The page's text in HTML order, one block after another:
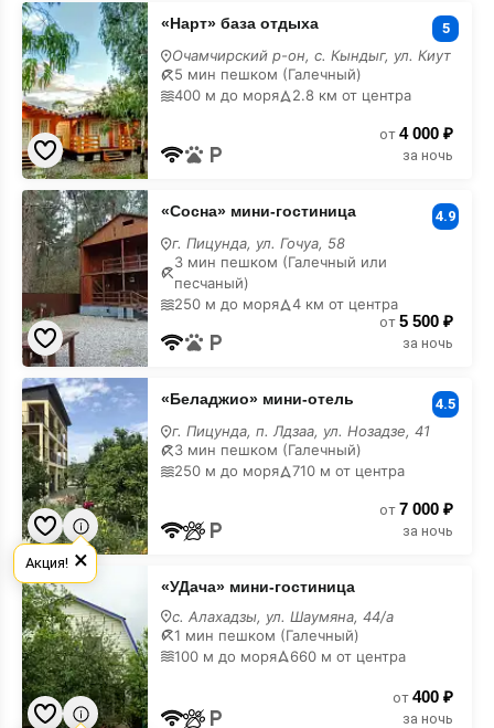
«Нарт»
база
отдыха
с
лечением
«Нарт» база отдыха 5
Очамчирский р-он, с. Кындыг, ул. Киут
5 мин пешком (Галечный)
400 м до моря
2.8 км от центра
от 4 000 ₽
за ночь
«Сосна»
мини-
гостиница
с
лечением
«Сосна» мини-гостиница 4.9
г. Пицунда, ул. Гочуа, 58
3 мин пешком (Галечный или
песчаный)
250 м до моря
4 км от центра
от 5 500 ₽
за ночь
«Беладжио»
мини-
отель
с
лечением
«Беладжио» мини-отель 4.5
г. Пицунда, п. Лдзаа, ул. Нозадзе, 41
3 мин пешком (Галечный)
250 м до моря
710 м от центра
от 7 000 ₽
за ночь
«УДача»
мини-
гостиница
с
лечением
«УДача» мини-гостиница
с. Алахадзы, ул. Шаумяна, 44/а
1 мин пешком (Галечный)
100 м до моря
660 м от центра
от 400 ₽
за ночь
×
Акция!